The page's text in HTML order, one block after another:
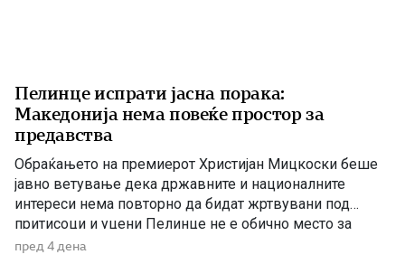
Пелинце испрати јасна порака:
Македонија нема повеќе простор за
предавства
Обраќањето на премиерот Христијан Мицкоски беше
јавно ветување дека државните и националните
интереси нема повторно да бидат жртвувани под
притисоци и уцени Пелинце не е обично место за
политички говори. Таму секој збор има поголема
пред 4 дена